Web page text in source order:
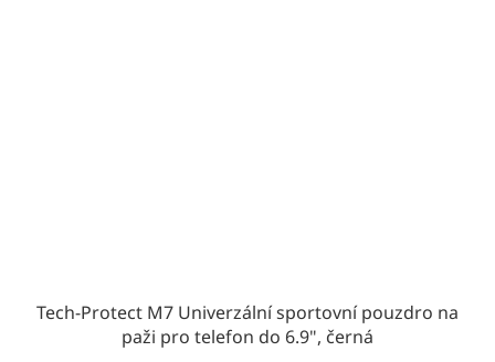
Tech-Protect M7 Univerzální sportovní pouzdro na
paži pro telefon do 6.9", černá